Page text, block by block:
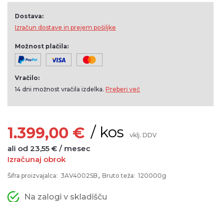
Dostava:
Izračun dostave in prejem pošiljke
Možnost plačila:
Vračilo:
14 dni možnost vračila izdelka. Preberi več
1.399,00 € / kos vklj. DDV
ali od 23,55 € / mesec
Izračunaj obrok
Šifra proizvajalca: 3AV4002SB Bruto teža: 120000g
Na zalogi v skladišču